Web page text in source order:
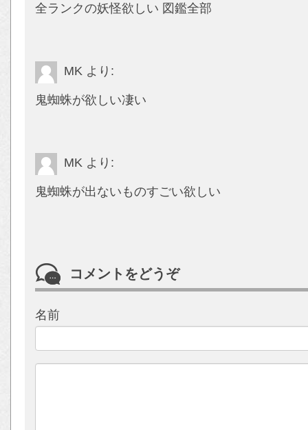
全ランクの妖怪欲しい 図鑑全部
MK より:
鬼蜘蛛が欲しい凄い
MK より:
鬼蜘蛛が出ないものすごい欲しい
コメントをどうぞ
名前